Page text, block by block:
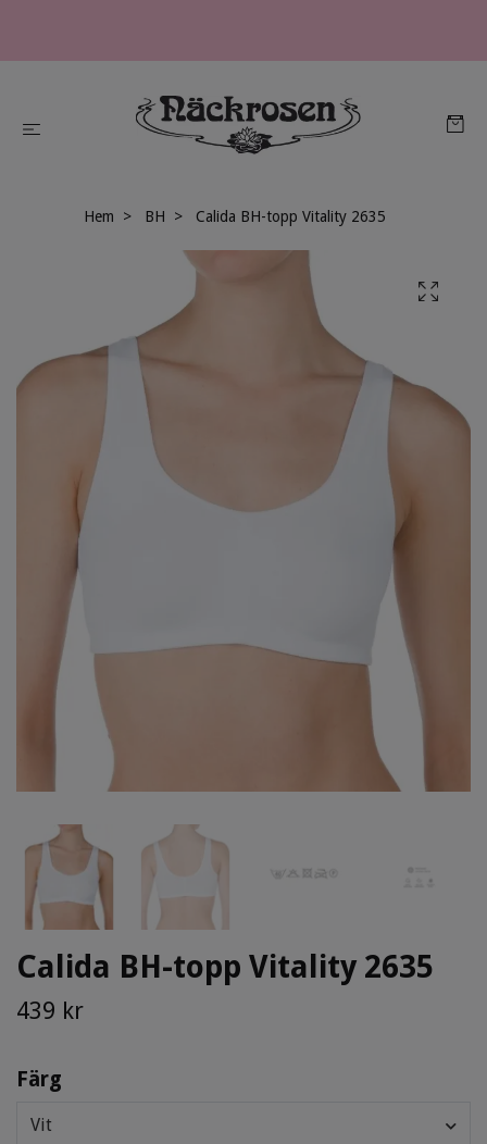
Hem BH Calida BH-topp Vitality 2635
Calida BH-topp Vitality 2635
439 kr
Färg
Vit